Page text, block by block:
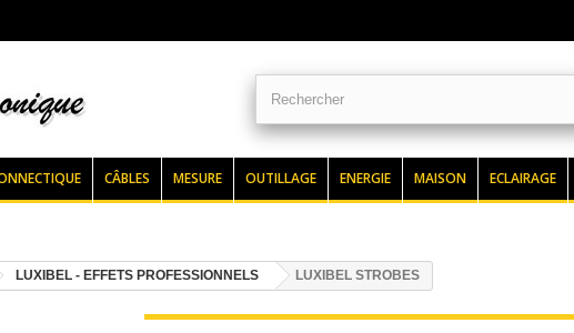
CÂBLES MESURE OUTILLAGE ENERGIE MAISON ECLAIRAGE
LUXIBEL - EFFETS PROFESSIONNELS LUXIBEL STROBES